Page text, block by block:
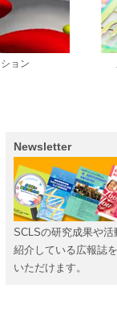
核内混み合い環境で
発現機構(映像コン
2016/02/03
メディ
開発
（神戸新聞1
て転載しております。
2016/02/01 メディ
NHK-BS「NHK
ミュレータUT-Heart
2016/01/28
イベン
｢第8回サイエンスフ
ョン
Newsletter
SCLSの研究成果や活
紹介している広報誌
いただけます。